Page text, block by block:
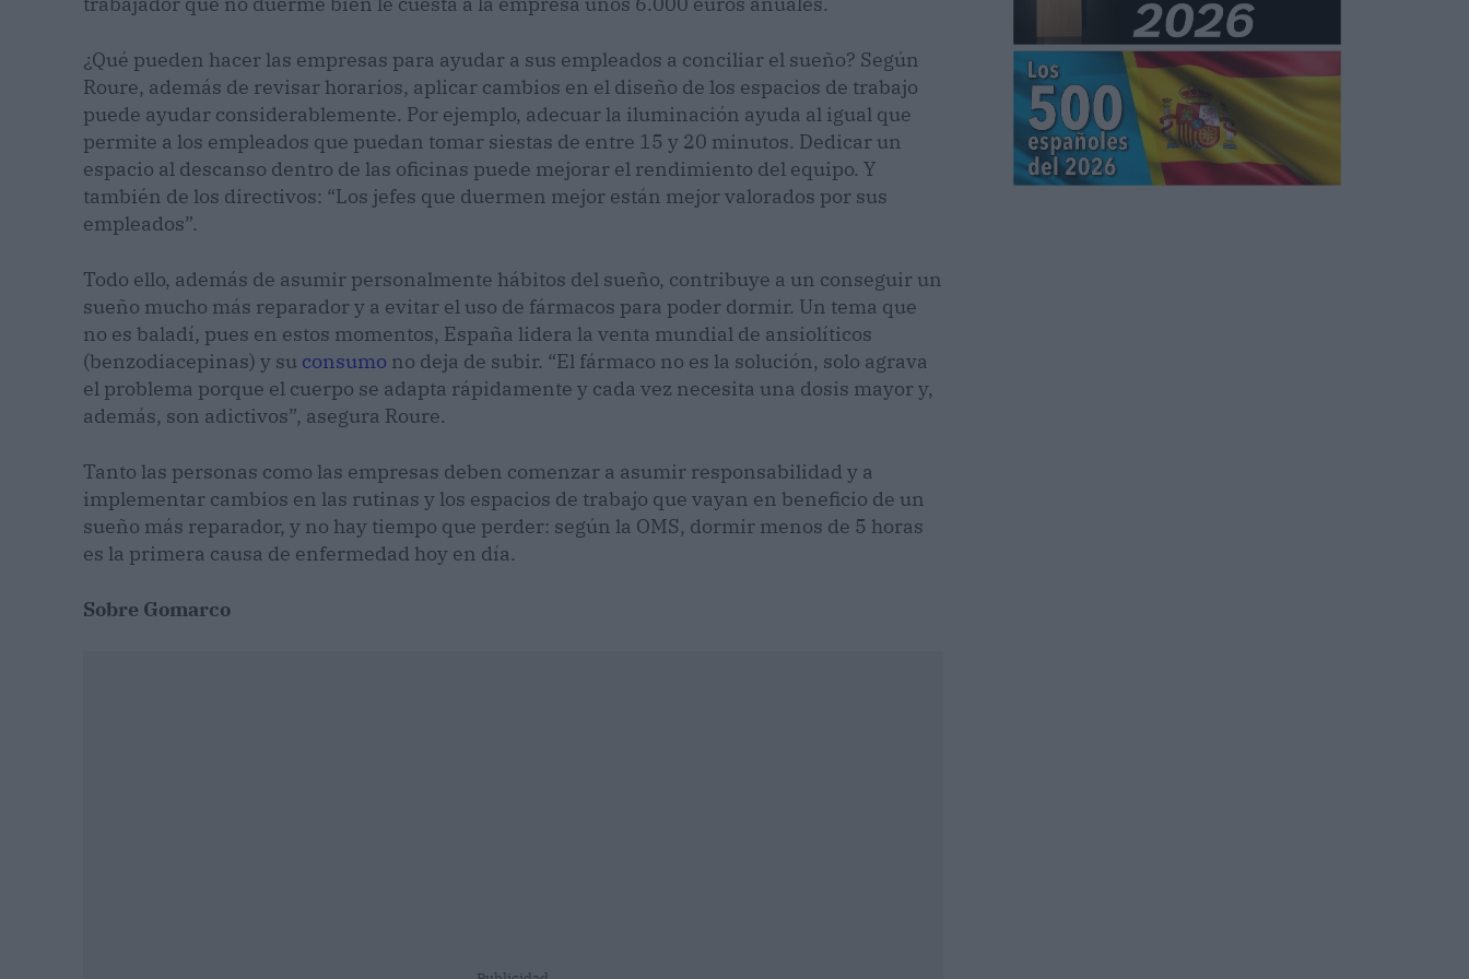
¿Qué pueden hacer las empresas para ayudar a sus empleados a conciliar el sueño? Según
Roure, además de revisar horarios, aplicar cambios en el diseño de los espacios de trabajo
puede ayudar considerablemente. Por ejemplo, adecuar la iluminación ayuda al igual que
permite a los empleados que puedan tomar siestas de entre 15 y 20 minutos. Dedicar un
espacio al descanso dentro de las oficinas puede mejorar el rendimiento del equipo. Y
también de los directivos: “Los jefes que duermen mejor están mejor valorados por sus
empleados”.
Todo ello, además de asumir personalmente hábitos del sueño, contribuye a un conseguir un
sueño mucho más reparador y a evitar el uso de fármacos para poder dormir. Un tema que
no es baladí, pues en estos momentos, España lidera la venta mundial de ansiolíticos
(benzodiacepinas) y su consumo no deja de subir. “El fármaco no es la solución, solo agrava
el problema porque el cuerpo se adapta rápidamente y cada vez necesita una dosis mayor y,
además, son adictivos”, asegura Roure.
Tanto las personas como las empresas deben comenzar a asumir responsabilidad y a
implementar cambios en las rutinas y los espacios de trabajo que vayan en beneficio de un
sueño más reparador, y no hay tiempo que perder: según la OMS, dormir menos de 5 horas
es la primera causa de enfermedad hoy en día.
Sobre Gomarco